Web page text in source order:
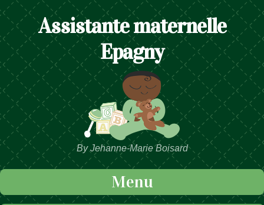
Assistante maternelle
Epagny
By Jehanne-Marie Boisard
Menu